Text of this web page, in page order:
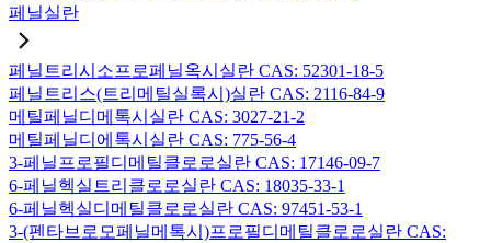
페닐실란
페닐트리시소프로페닐옥시실란 CAS: 52301-18-5
페닐트리스(트리메틸실록시)실란 CAS: 2116-84-9
메틸페닐디메톡시실란 CAS: 3027-21-2
메틸페닐디에톡시실란 CAS: 775-56-4
3-페닐프로필디메틸클로로실란 CAS: 17146-09-7
6-페닐헥실트리클로로실란 CAS: 18035-33-1
6-페닐헥실디메틸클로로실란 CAS: 97451-53-1
3-(펜타브로모페닐메톡시)프로필디메틸클로로실란 CAS: